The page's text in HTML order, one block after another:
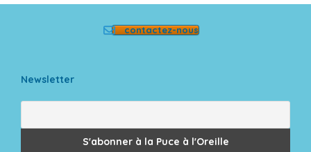
contactez-nous
Newsletter